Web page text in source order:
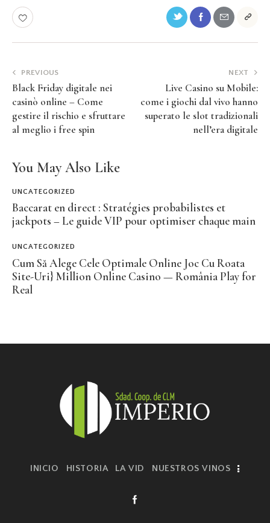
PREVIOUS
Black Friday digitale nei
casinò online – Come
gestire il rischio e sfruttare
al meglio i free spin
NEXT
Live Casino su Mobile:
come i giochi dal vivo hanno
superato le slot tradizionali
nell’era digitale
You May Also Like
UNCATEGORIZED
Baccarat en direct : Stratégies probabilistes et
jackpots – Le guide VIP pour optimiser chaque main
UNCATEGORIZED
Cum Să Alege Cele Optimale Online Joc Cu Roata
Site-Uri} Million Online Casino — România Play for
Real
INICIO HISTORIA LA VID NUESTROS VINOS